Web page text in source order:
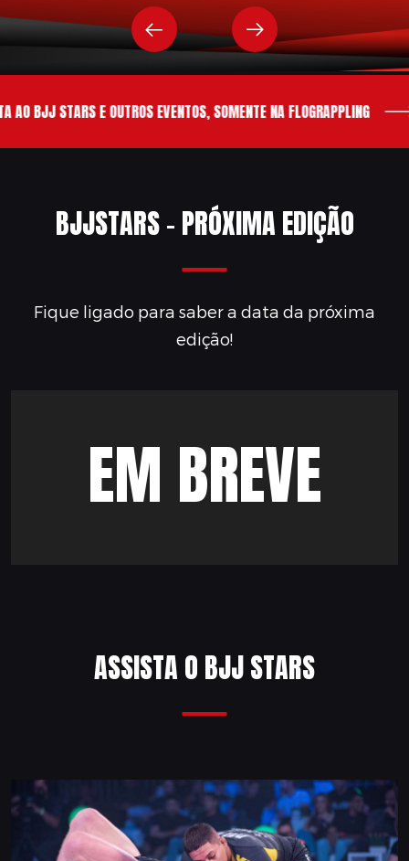
BJJ STARS E OUTROS EVENTOS, SOMENTE NA FLOGRAPPLING
BJJSTARS - PRÓXIMA EDIÇÃO
Fique ligado para saber a data da próxima
edição!
EM BREVE
ASSISTA O BJJ STARS